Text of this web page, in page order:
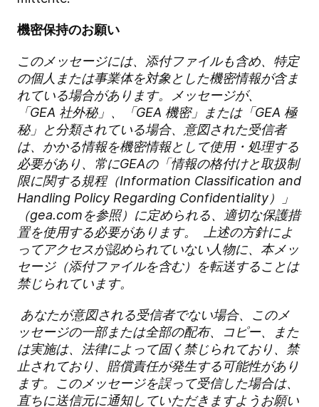
機密保持のお願い
このメッセージには、添付ファイルも含め、特定
の個人または事業体を対象とした機密情報が含ま
れている場合があります。メッセージが、
「GEA 社外秘」、「GEA 機密」または「GEA 極
秘」と分類されている場合、意図された受信者
は、かかる情報を機密情報として使用・処理する
必要があり、常にGEAの「情報の格付けと取扱制
限に関する規程（Information Classification and
Handling Policy Regarding Confidentiality ）」
（gea.comを参照）に定められる、適切な保護措
置を使用する必要があります。
上述の方針によ
ってアクセスが認められていない人物に、本メッ
セージ（添付ファイルを含む）を転送することは
禁じられています。
あなたが意図される受信者でない場合、このメ
ッセージの一部または全部の配布、コピー、また
は実施は、法律によって固く禁じられており、禁
止されており、賠償責任が発生する可能性があり
ます。このメッセージを誤って受信した場合は、
直ちに送信元に通知していただきますようお願い